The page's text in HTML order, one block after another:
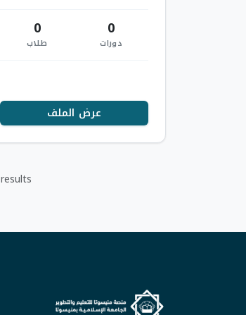
0
دورات
0
طلاب
عرض الملف
results